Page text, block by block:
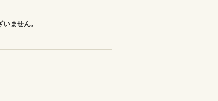
ません。